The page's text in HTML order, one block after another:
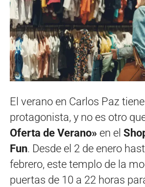
El verano en Carlos Paz
protagonista, y no es otro
Oferta de Verano» en el
Fun. Desde el 2 de enero
febrero, este templo de la
puertas de 10 a 22 horas